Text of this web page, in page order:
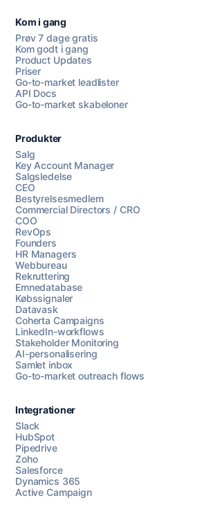
Chat med os
Kom i gang
Prøv 7 dage gratis
Kom godt i gang
Product Updates
Priser
Go-to-market leadlister
API Docs
Go-to-market skabeloner
Produkter
Salg
Key Account Manager
Salgsledelse
CEO
Bestyrelsesmedlem
Commercial Directors / CRO
COO
RevOps
Founders
HR Managers
Webbureau
Rekruttering
Emnedatabase
Købssignaler
Datavask
Coherta Campaigns
LinkedIn-workflows
Stakeholder Monitoring
AI-personalisering
Samlet inbox
Go-to-market outreach flows
Integrationer
Slack
HubSpot
Pipedrive
Zoho
Salesforce
Dynamics 365
Active Campaign